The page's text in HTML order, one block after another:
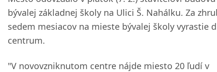
bývalej základnej školy na Ulici Š. Nahálku. Za
sedem mesiacov na mieste bývalej školy vyrastie
centrum.
"V novovzniknutom centre nájde miesto 20 ľudí v